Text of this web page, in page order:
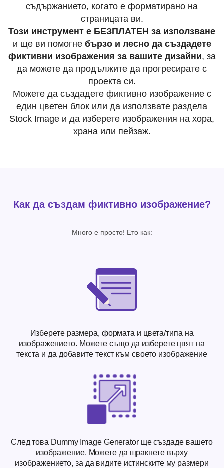
съдържанието, когато е форматирано на
страницата ви.
Този инструмент е БЕЗПЛАТЕН за използване
и ще ви помогне бързо и лесно да създадете
фиктивни изображения за вашите дизайни, за
да можете да продължите да прогресирате с
проекта си.
Можете да създадете фиктивно изображение с
един цветен блок или да използвате раздела
Stock Image и да изберете изображения на хора,
храна или пейзаж.
Как да създам фиктивно изображение?
Много е просто! Ето как:
Изберете размера, формата и цвета/типа на
изображението. Можете също да изберете цвят на
текста и да добавите текст към своето изображение
След това Dummy Image Generator ще създаде вашето
изображение. Можете да щракнете върху
изображението, за да видите истинските му размери